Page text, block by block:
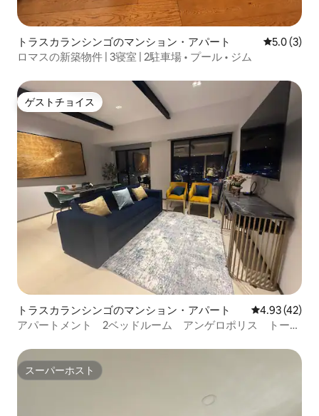
トラスカランシンゴのマンション・アパート レビュー3
5.0 (3)
ロマスの新築物件 | 3寝室 | 2駐車場 • プール • ジム
ゲストチョイス
ゲストチョイス
トラスカランシンゴのマンション・アパート レビュー42
4.93 (42)
アパートメント 2ベッドルーム アンゲロポリス トー
スーパーホスト
スーパーホスト